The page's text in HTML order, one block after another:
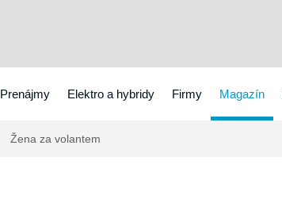
Prenájmy Elektro a hybridy Firmy Magazín
Žena za volantem